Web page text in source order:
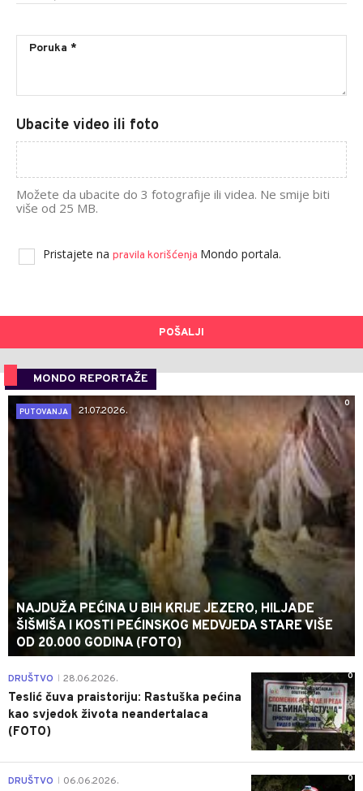
Ubacite video ili foto
Možete da ubacite do 3 fotografije ili videa. Ne smije biti
više od 25 MB.
Pristajete na pravila korišćenja Mondo portala.
POŠALJI
MONDO REPORTAŽE
0
PUTOVANJA
21.07.2026.
NAJDUŽA PEĆINA U BIH KRIJE JEZERO, HILJADE
ŠIŠMIŠA I KOSTI PEĆINSKOG MEDVJEDA STARE VIŠE
OD 20.000 GODINA (FOTO)
0
DRUŠTVO 28.06.2026.
Teslić čuva praistoriju: Rastuška pećina
kao svjedok života neandertalaca
(FOTO)
0
DRUŠTVO 06.06.2026.